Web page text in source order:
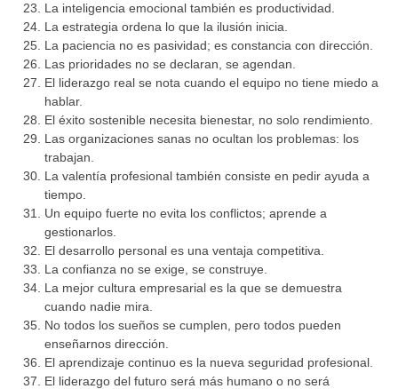
La inteligencia emocional también es productividad.
La estrategia ordena lo que la ilusión inicia.
La paciencia no es pasividad; es constancia con dirección.
Las prioridades no se declaran, se agendan.
El liderazgo real se nota cuando el equipo no tiene miedo a
hablar.
El éxito sostenible necesita bienestar, no solo rendimiento.
Las organizaciones sanas no ocultan los problemas: los
trabajan.
La valentía profesional también consiste en pedir ayuda a
tiempo.
Un equipo fuerte no evita los conflictos; aprende a
gestionarlos.
El desarrollo personal es una ventaja competitiva.
La confianza no se exige, se construye.
La mejor cultura empresarial es la que se demuestra
cuando nadie mira.
No todos los sueños se cumplen, pero todos pueden
enseñarnos dirección.
El aprendizaje continuo es la nueva seguridad profesional.
El liderazgo del futuro será más humano o no será